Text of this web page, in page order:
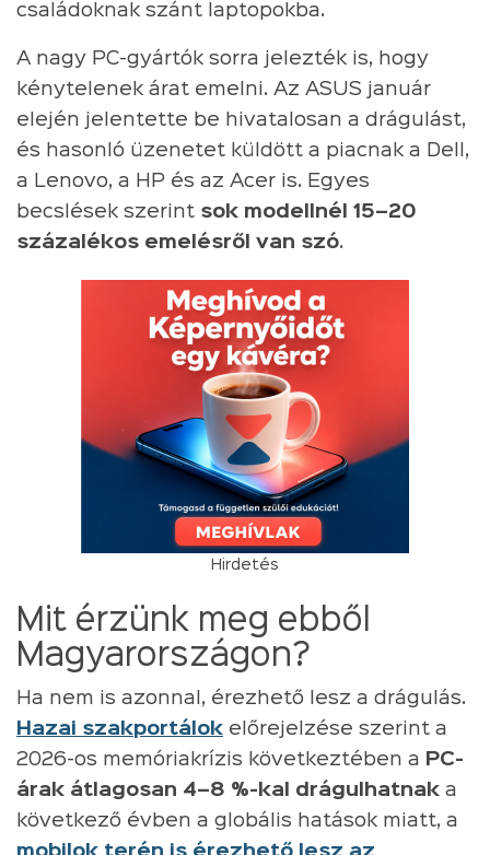
családoknak szánt laptopokba.
A nagy PC-gyártók sorra jelezték is, hogy
kénytelenek árat emelni. Az ASUS január
elején jelentette be hivatalosan a drágulást,
és hasonló üzenetet küldött a piacnak a Dell,
a Lenovo, a HP és az Acer is. Egyes
becslések szerint sok modellnél 15–20
százalékos emelésről van szó.
Hirdetés
Mit érzünk meg ebből
Magyarországon?
Ha nem is azonnal, érezhető lesz a drágulás.
Hazai szakportálok előrejelzése szerint a
2026-os memóriakrízis következtében a PC-
árak átlagosan 4–8 %-kal drágulhatnak a
következő évben a globális hatások miatt, a
mobilok terén is érezhető lesz az